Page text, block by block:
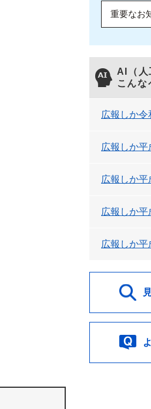
重要なお
AI（人
こんな
広報しか
広報しか
広報しか
広報しか
広報しか